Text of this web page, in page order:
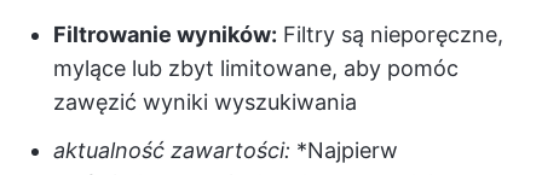
Filtrowanie wyników: Filtry są nieporęczne,
mylące lub zbyt limitowane, aby pomóc
zawęzić wyniki wyszukiwania
aktualność zawartości: *Najpierw